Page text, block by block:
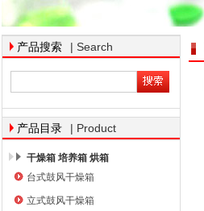
上海右一仪器有限公司
产品搜索 | Search
产品目录 | Product
干燥箱 培养箱 烘箱
台式鼓风干燥箱
立式鼓风干燥箱